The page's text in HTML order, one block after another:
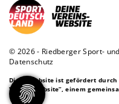
© 2026 - Riedberger Sport-
Datenschutz
Diese Website ist gefördert durch
Vereinswebsite”, einem